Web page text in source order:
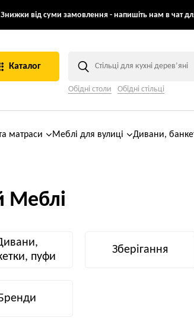
від суми замовлення - напишіть нам в чат для
Каталог
Обідні столи Обідні стільці
матраси Меблі для вулиці Дивани,
Меблі
пуфи
Зберігання